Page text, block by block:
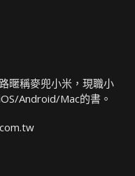
暱稱麥兜小米，現職小
Android/Mac的書。